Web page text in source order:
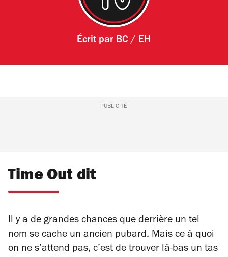
Écrit par BC / EH
PUBLICITÉ
Time Out dit
Il y a de grandes chances que derrière un tel
nom se cache un ancien pubard. Mais ce à quoi
on ne s’attend pas, c’est de trouver là-bas un tas